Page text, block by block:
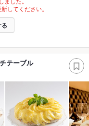
してください。
テーブル